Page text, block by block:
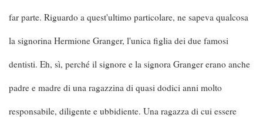
far parte. Riguardo a quest'ultimo particolare, ne sapeva qualcosa
la signorina Hermione Granger, l'unica figlia dei due famosi
dentisti. Eh, sì, perché il signore e la signora Granger erano anche
padre e madre di una ragazzina di quasi dodici anni molto
responsabile, diligente e ubbidiente. Una ragazza di cui essere